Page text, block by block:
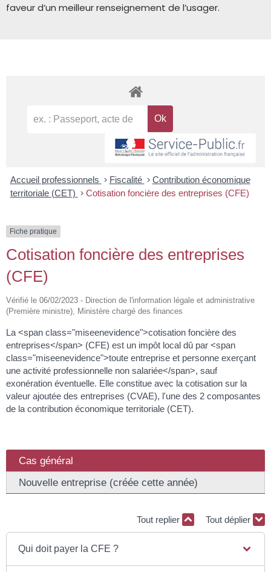
faveur d’un meilleur renseignement de l’usager.
Accueil professionnels > Fiscalité > Contribution économique
territoriale (CET) > Cotisation foncière des entreprises (CFE)
Fiche pratique
Cotisation foncière des entreprises
(CFE)
Vérifié le 06/02/2023 - Direction de l'information légale et administrative
(Première ministre), Ministère chargé des finances
La <span class="miseenevidence">cotisation foncière des
entreprises</span> (CFE) est un impôt local dû par <span
class="miseenevidence">toute entreprise et personne exerçant
une activité professionnelle non salariée</span>, sauf
exonération éventuelle. Elle constitue avec la cotisation sur la
valeur ajoutée des entreprises (CVAE), l'une des 2 composantes
de la contribution économique territoriale (CET).
Cas général
Nouvelle entreprise (créée cette année)
Tout replier Tout déplier
Qui doit payer la CFE ?